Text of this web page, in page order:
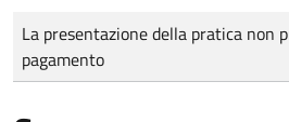
Tipo di pagamento
Importo
La presentazione della pratica non
pagamento